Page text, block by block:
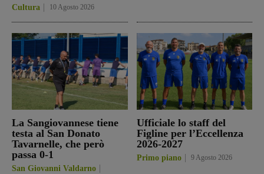
Cultura 10 Agosto 2026
La Sangiovannese tiene
testa al San Donato
Tavarnelle, che però
passa 0-1
San Giovanni Valdarno
Ufficiale lo staff del
Figline per l’Eccellenza
2026-2027
Primo piano 9 Agosto 2026